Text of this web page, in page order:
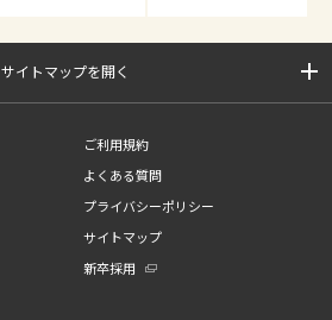
サイトマップを開く
ご利用規約
よくある質問
プライバシーポリシー
サイトマップ
新卒採用